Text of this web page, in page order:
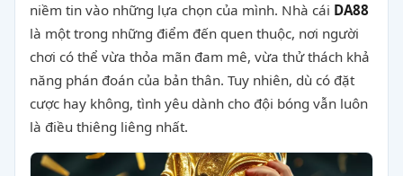
niềm tin vào những lựa chọn của mình. Nhà cái DA88
là một trong những điểm đến quen thuộc, nơi người
chơi có thể vừa thỏa mãn đam mê, vừa thử thách khả
năng phán đoán của bản thân. Tuy nhiên, dù có đặt
cược hay không, tình yêu dành cho đội bóng vẫn luôn
là điều thiêng liêng nhất.